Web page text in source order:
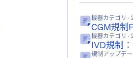
機器カテゴリ ·
CGM規制
機器カテゴリ ·
IVD規制
規制アップデー